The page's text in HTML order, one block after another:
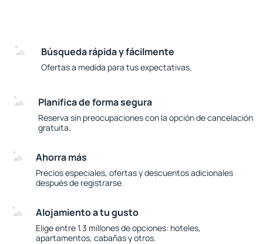
Búsqueda rápida y fácilmente
Ofertas a medida para tus expectativas.
Planifica de forma segura
Reserva sin preocupaciones con la opción de cancelación
gratuita.
Ahorra más
Precios especiales, ofertas y descuentos adicionales
después de registrarse.
Alojamiento a tu gusto
Elige entre 1.3 millones de opciones: hoteles,
apartamentos, cabañas y otros.